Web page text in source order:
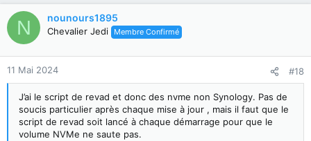
N nounours1895
Chevalier Jedi Membre Confirmé
11 Mai 2024 #18
J’ai le script de revad et donc des nvme non Synology. Pas de
soucis particulier après chaque mise à jour , mais il faut que le
script de revad soit lancé à chaque démarrage pour que le
volume NVMe ne saute pas.